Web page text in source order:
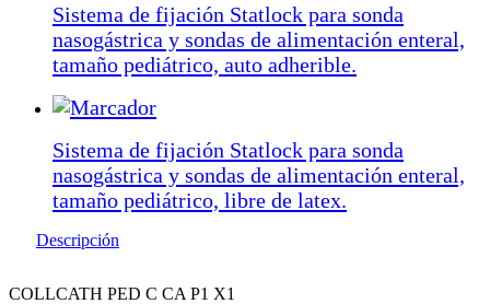
Sistema de fijación Statlock para sonda
nasogástrica y sondas de alimentación enteral,
tamaño pediátrico, auto adherible.
Sistema de fijación Statlock para sonda
nasogástrica y sondas de alimentación enteral,
tamaño pediátrico, libre de latex.
Descripción
COLLCATH PED C CA P1 X1